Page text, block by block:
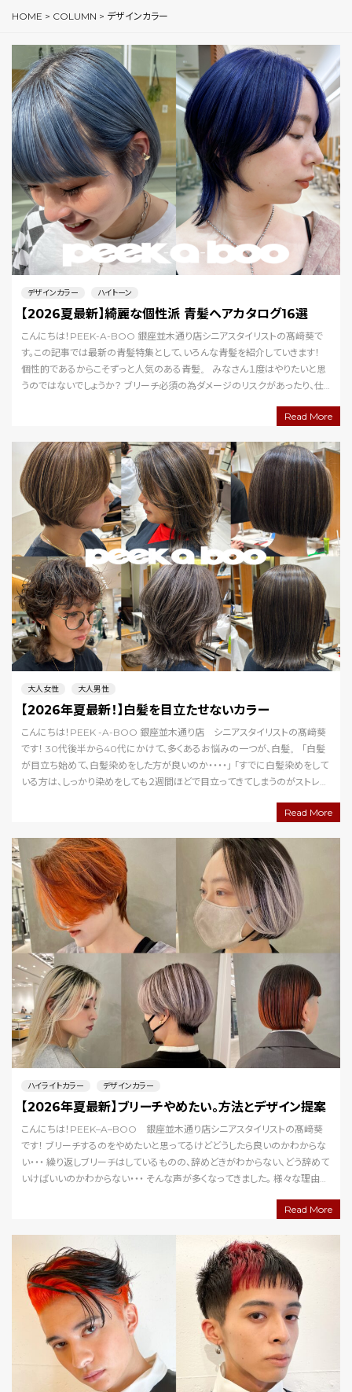
HOME > COLUMN > デザインカラー
デザインカラー ハイトーン
【2026夏最新】綺麗な個性派 青髪ヘアカタログ16選
こんにちは！PEEK-A-BOO 銀座並木通り店シニアスタイリストの髙﨑葵で
す。この記事では最新の青髪特集として、いろんな青髪を紹介していきます！
個性的であるからこそずっと人気のある青髪。 みなさん１度はやりたいと思
うのではないでしょうか？ ブリーチ必須の為ダメージのリスクがあったり、仕
Read More
大人女性 大人男性
【2026年夏最新！】白髪を目立たせないカラー
こんにちは！PEEK -A-BOO 銀座並木通り店 シニアスタイリストの髙﨑葵
です！ 30代後半から40代にかけて、多くあるお悩みの一つが、白髪。 「白髪
が目立ち始めて、白髪染めをした方が良いのか・・・・」 「すでに白髪染めをして
いる方は、しっかり染めをしても２週間ほどで目立ってきてしまうのがストレ
Read More
ハイライトカラー デザインカラー
【2026年夏最新】ブリーチやめたい。方法とデザイン提案
こんにちは！PEEK–A–BOO 銀座並木通り店シニアスタイリストの髙﨑葵
です！ ブリーチするのをやめたいと思ってるけどどうしたら良いのかわからな
い・・・ 繰り返しブリーチはしているものの、辞めどきがわからない、どう辞めて
いけばいいのかわからない・・・ そんな声が多くなってきました。 様々な理由で
Read More